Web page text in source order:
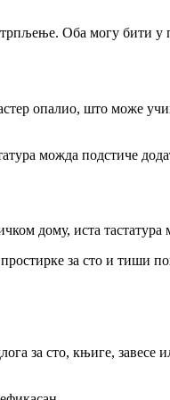
Оба могу бити у
опалио, што може
можда подстиче
дому, иста
за сто и тиши
за сто, књиге,